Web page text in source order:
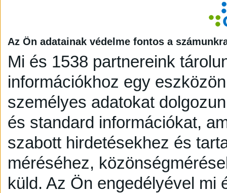
Az Ön adatainak védelme fontos a
Mi és 1538 partnereink
információkhoz egy
személyes adatokat
és standard információkat,
szabott hirdetésekhez és
méréséhez,
küld. Az Ön engedélyével mi